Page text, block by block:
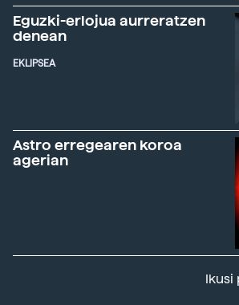
Eguzki-erlojua aurreratzen
denean
EKLIPSEA
Astro erregearen koroa
agerian
Ikusi